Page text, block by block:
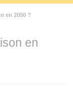
en 2050 ?
en